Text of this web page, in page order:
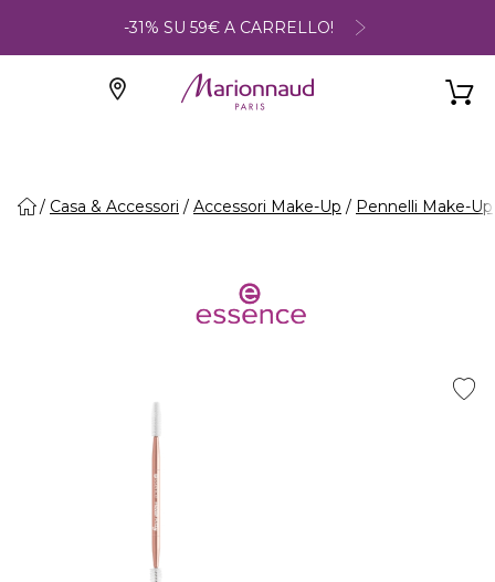
-31% SU 59€ A CARRELLO!
Casa & Accessori Accessori Make-Up Pennelli Make-Up